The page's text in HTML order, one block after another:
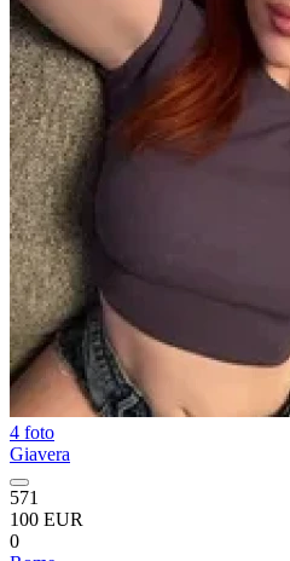
4 foto
Giavera
571
100 EUR
0